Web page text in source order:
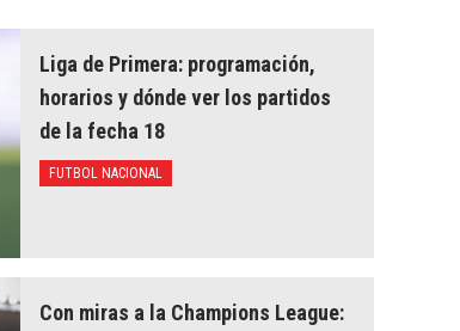
Liga de Primera: programación,
horarios y dónde ver los partidos
de la fecha 18
FUTBOL NACIONAL
Con miras a la Champions League: